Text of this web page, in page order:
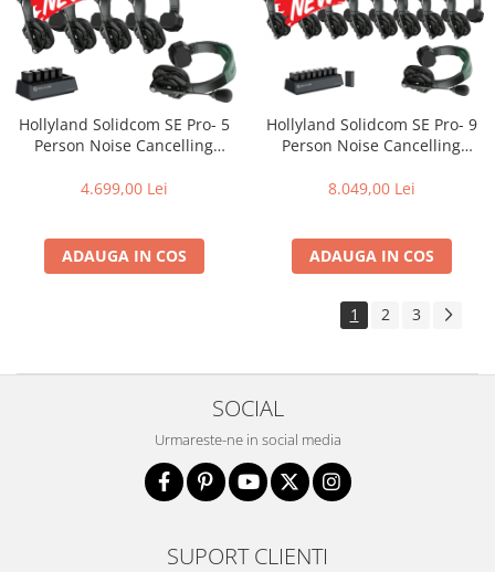
Hollyland Solidcom SE Pro- 5
Person Noise Cancelling
4.699,00 Lei
ADAUGA IN COS
Hollyland Solidcom SE Pro- 9
Person Noise Cancelling
8.049,00 Lei
ADAUGA IN COS
1 2 3
SOCIAL
Urmareste-ne in social media
SUPORT CLIENTI